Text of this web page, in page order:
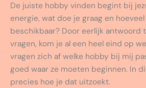
De juiste hobby vinden begint bij
energie, wat doe je graag en
beschikbaar? Door eerlijk antwoord
vragen, kom je al een heel eind op
vragen zich af welke hobby bij mij
goed waar ze moeten beginnen. In
precies hoe je dat uitzoekt.